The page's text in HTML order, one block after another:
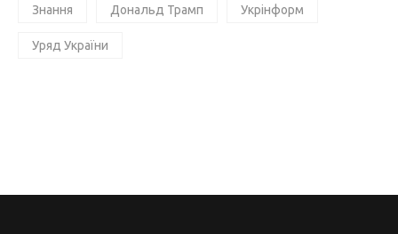
Знання Дональд Трамп Укрінформ
Уряд України